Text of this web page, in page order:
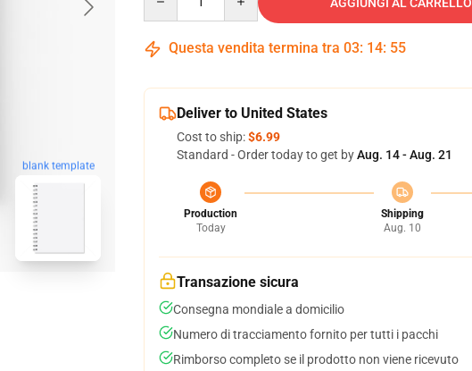
blank template
Questa vendita termina tra 03: 14: 54
Deliver to United States
Cost to ship:$6.99
Standard - Order today to get byAug. 14 - Aug. 21
Production
Today
Shipping
Aug. 10
Transazione sicura
Consegna mondiale a domicilio
Numero di tracciamento fornito per tutti i pacchi
Rimborso completo se il prodotto non viene ricevuto